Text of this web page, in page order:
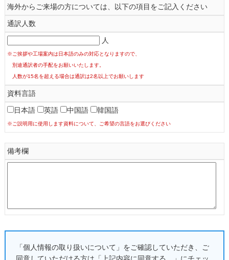
海外からご来場の方については、以下の項目をご記入ください
通訳人数
人
※ご挨拶や工場案内は日本語のみの対応となりますので、
別途通訳者の手配をお願いいたします。
人数が15名を超える場合は通訳は2名以上でお願いします
資料言語
日本語 英語 中国語 韓国語
※ご説明用に使用します資料について、ご希望の言語をお選びください
備考欄
「個人情報の取り扱いについて」をご確認していただき、ご